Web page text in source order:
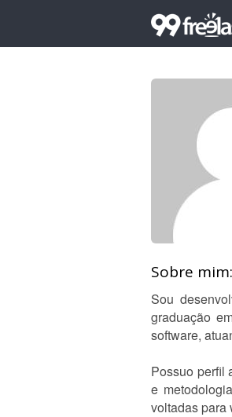
Sobre mim:
Sou
graduação
software,
Possuo perfil
e
voltadas para